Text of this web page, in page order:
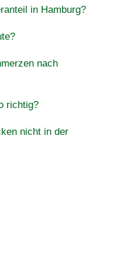
in Hamburg?
nach
richtig?
nicht in der